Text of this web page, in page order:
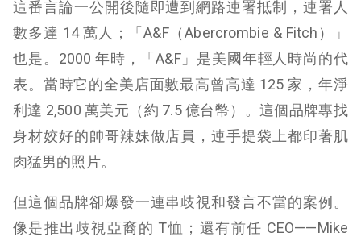
這番言論一公開後隨即遭到網路連署抵制，連署人
數多達 14 萬人；
「A&F（Abercrombie & Fitch）」
也是。2000 年時，「A&F」是美國年輕人時尚的代
表。當時它的全美店面數最高曾高達 125 家，年淨
利達 2,500 萬美元（約 7.5 億台幣）。這個品牌專找
身材姣好的帥哥辣妹做店員，連手提袋上都印著肌
肉猛男的照片。
但這個品牌卻爆發一連串歧視和發言不當的案例。
像是推出歧視亞裔的 T恤；還有前任 CEO——Mike